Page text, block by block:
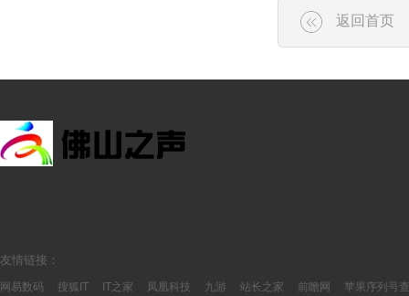
返回首页
友情链接：
网易数码 搜狐IT IT之家 凤凰科技 九游 站长之家 前瞻网 苹果序列号